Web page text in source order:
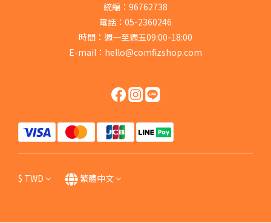
統編：96762738
電話：05-2360246
時間：週一至週五09:00-18:00
E-mail：hello@comfizshop.com
$ TWD 繁體中文